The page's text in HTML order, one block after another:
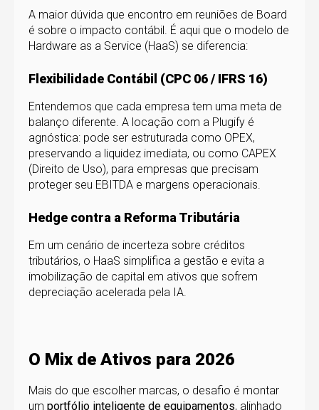
A maior dúvida que encontro em reuniões de Board
é sobre o impacto contábil. É aqui que o modelo de
Hardware as a Service (HaaS) se diferencia:
Flexibilidade Contábil (CPC 06 / IFRS 16)
Entendemos que cada empresa tem uma meta de
balanço diferente. A locação com a Plugify é
agnóstica: pode ser estruturada como OPEX,
preservando a liquidez imediata, ou como CAPEX
(Direito de Uso), para empresas que precisam
proteger seu EBITDA e margens operacionais.
Hedge contra a Reforma Tributária
Em um cenário de incerteza sobre créditos
tributários, o HaaS simplifica a gestão e evita a
imobilização de capital em ativos que sofrem
depreciação acelerada pela IA.
O Mix de Ativos para 2026
Mais do que escolher marcas, o desafio é montar
um portfólio inteligente de equipamentos, alinhado